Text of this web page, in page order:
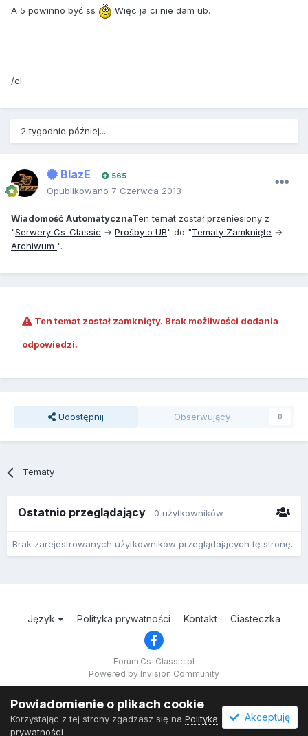
A 5 powinno być ss Więc ja ci nie dam ub.
/cl
2 tygodnie później...
BlazE 565
Opublikowano 7 Czerwca 2013
Wiadomość AutomatycznaTen temat został przeniesiony z
"Serwery Cs-Classic → Prośby o UB" do "Tematy Zamknięte →
Archiwum ".
Ten temat został zamknięty. Brak możliwości dodania
odpowiedzi.
Udostępnij Obserwujący 0
Tematy
Ostatnio przeglądający 0 użytkowników
Brak zarejestrowanych użytkowników przeglądających tę stronę.
Język Polityka prywatności Kontakt Ciasteczka
Forum.Cs-Classic.pl
Powered by Invision Community
Powiadomienie o plikach cookie
Korzystając z tej strony zgadzasz się na Polityka
prywatności
Akceptuję